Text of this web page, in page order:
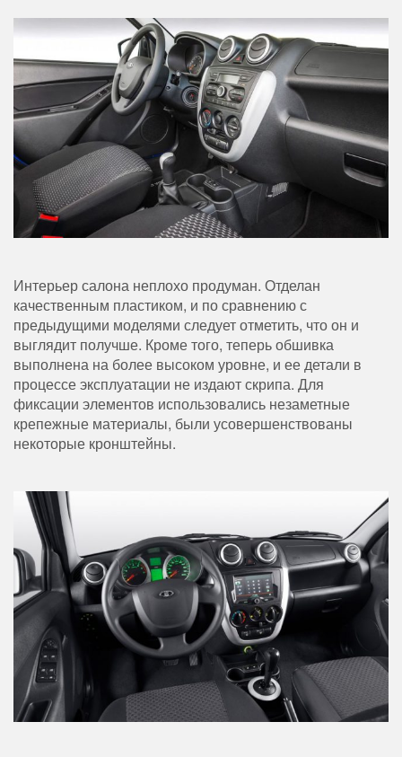
Интерьер салона неплохо продуман. Отделан
качественным пластиком, и по сравнению с
предыдущими моделями следует отметить, что он и
выглядит получше. Кроме того, теперь обшивка
выполнена на более высоком уровне, и ее детали в
процессе эксплуатации не издают скрипа. Для
фиксации элементов использовались незаметные
крепежные материалы, были усовершенствованы
некоторые кронштейны.